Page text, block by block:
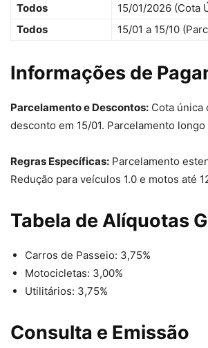
Todos
15/01/2026 (Cota
Todos
15/01 a 15/10
Informações de
Parcelamento e Descontos: Cota única
desconto em 15/01. Parcelamento longo
Regras Específicas: Parcelamento
Redução para veículos 1.0 e motos até
Tabela de Alíquotas
Carros de Passeio: 3,75%
Motocicletas: 3,00%
Utilitários: 3,75%
Consulta e Emissão